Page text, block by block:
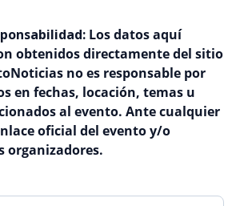
Los datos aquí
obtenidos directamente del sitio
no es responsable por
en fechas, locación, temas u
al evento. Ante cualquier
oficial del evento y/o
organizadores.